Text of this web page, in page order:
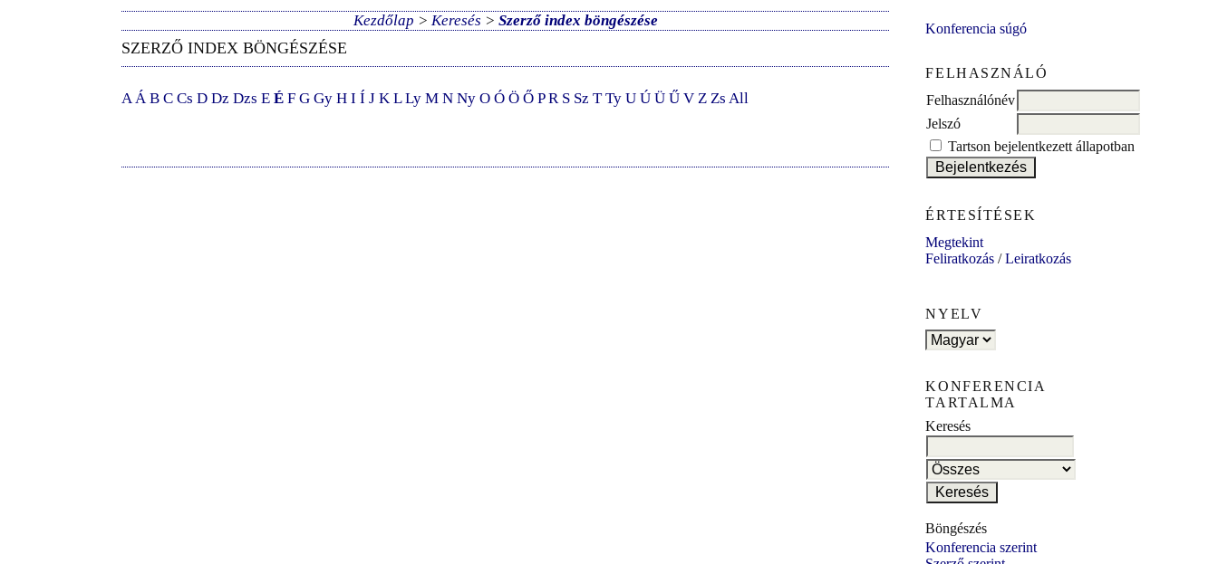
Konferencia súgó
FELHASZNÁLÓ
Felhasználónév
Jelszó
Tartson bejelentkezett állapotban
ÉRTESÍTÉSEK
Megtekint
Feliratkozás /Leiratkozás
NYELV
KONFERENCIA
TARTALMA
Keresés
Böngészés
Konferencia szerint
Kezdőlap > Keresés > Szerző index böngészése
SZERZŐ INDEX BÖNGÉSZÉSE
A Á B C Cs D Dz Dzs E É F G Gy H I Í J K L Ly M N Ny O Ó Ö Ő P R S Sz T Ty U Ú Ü Ű V Z Zs All